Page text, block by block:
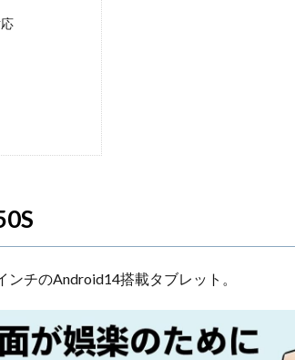
ンチのAndroid14搭載タブレット。